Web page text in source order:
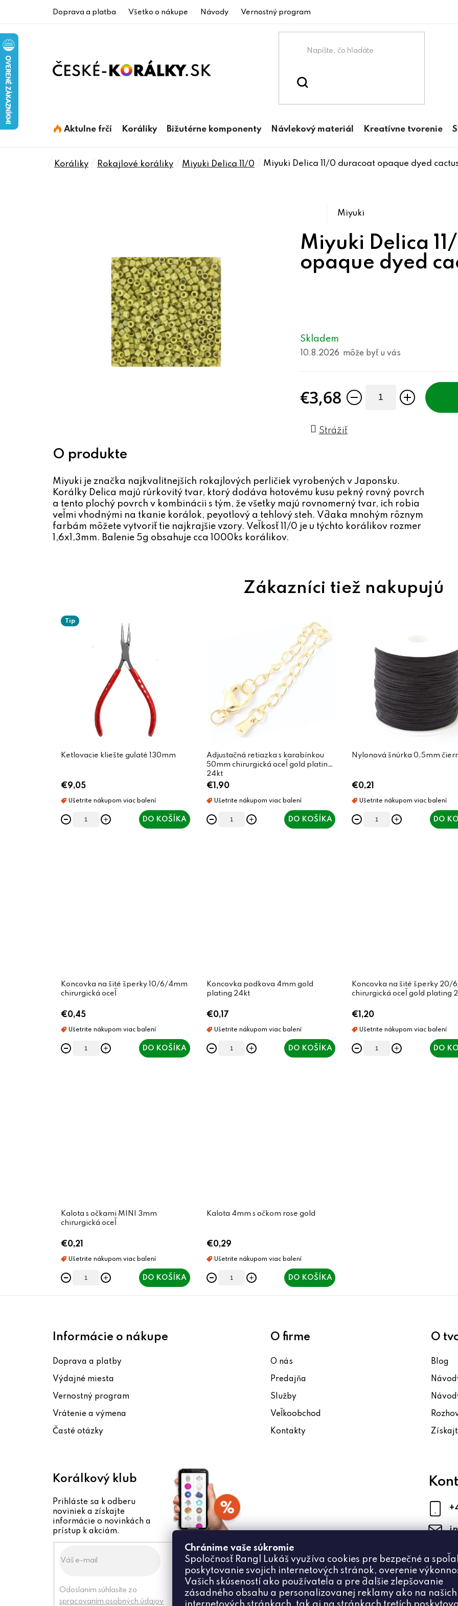
Chránime vaše súkromie
Spoločnosť Rangl Lukáš využíva cookies pre bezpečné a
poskytovanie svojich internetových stránok, overenie
Vašich skúseností ako používateľa a pre ďalšie zlepšovanie
zásadného obsahu a personalizovanej reklamy ako na našich
Doprava a platba Všetko o nákupe Návody Vernostný program
Aktulne frčí Koráliky Bižutérne komponenty Návlekový materiál Kreatívne tvorenie
Domov
Koráliky Rokajlové koráliky Miyuki Delica 11/0 Miyuki Delica 11/0 duracoat opaque dyed
Miyuki Delica
opaque dyed
Miyuki
Skladem
10.8.2026
€3,68
Strážiť
Miyuki je značka najkvalitnejších rokajlových perličiek vyrobených v Japonsku.
Korálky Delica majú rúrkovitý tvar, ktorý dodáva hotovému kusu pekný rovný povrch
a tento plochý povrch v kombinácii s tým, že všetky majú rovnomerný tvar, ich robia
veľmi vhodnými na tkanie korálok, peyotlový a tehlový steh. Vďaka mnohým rôznym
farbám môžete vytvoriť tie najkrajšie vzory. Veľkosť 11/0 je u týchto korálikov rozmer
1,6x1,3mm. Balenie 5g obsahuje cca 1000ks korálikov.
Tip
Ketlovacie kliešte guľaté 130mm
€9,05
DO KOŠÍKA
Adjustačná retiazka s karabínkou
50mm chirurgická oceľ gold plating
24kt
€1,90
DO KOŠÍKA
Nylonová šnúrka 0,5mm
€0,21
DO
Koncovka na šité šperky 10/6/4mm
chirurgická oceľ
€0,45
DO KOŠÍKA
Koncovka podkova 4mm gold
plating 24kt
€0,17
DO KOŠÍKA
Koncovka na šité šperky 20/
chirurgická oceľ gold plating
€1,20
DO
Kalota s očkami MINI 3mm
chirurgická oceľ
€0,21
DO KOŠÍKA
Kalota 4mm s očkom rose gold
€0,29
DO KOŠÍKA
Informácie o nákupe
Doprava a platby
Výdajné miesta
Vernostný program
Vrátenie a výmena
Časté otázky
O firme
O nás
Predajňa
Služby
Veľkoobchod
Kontakty
O
Blog
Korálkový klub
Prihláste sa k odberu
noviniek a získajte
informácie o novinkách a
prístup k akciám.
Odoslaním súhlasíte zo
spracovaním osobných údajov